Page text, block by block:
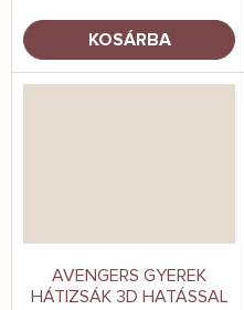
KOSÁRBA
AVENGERS GYEREK
HÁTIZSÁK 3D HATÁSSAL